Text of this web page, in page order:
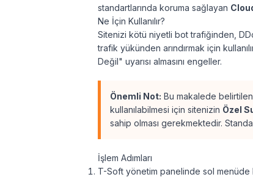
standartlarında koruma sağlayan
Ne İçin Kullanılır?
Sitenizi kötü niyetli bot trafiğinden,
trafik yükünden arındırmak için
Değil" uyarısı almasını engeller.
Önemli Not: Bu makalede
kullanılabilmesi için sitenizin Özel
sahip olması gerekmektedir.
İşlem Adımları
T-Soft yönetim panelinde sol menüde